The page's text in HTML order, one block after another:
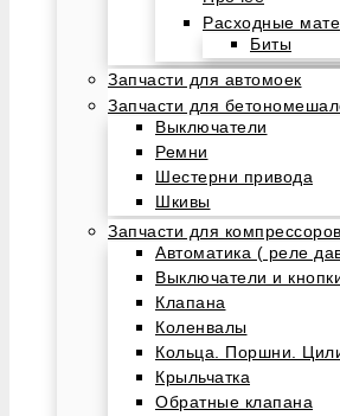
Расходные
Биты
Запчасти для автомоек
Запчасти для
Выключатели
Ремни
Шестерни привода
Шкивы
Запчасти для компрессоров
Автоматика ( реле
Выключатели и
Клапана
Коленвалы
Кольца. Поршни.
Крыльчатка
Обратные клапана